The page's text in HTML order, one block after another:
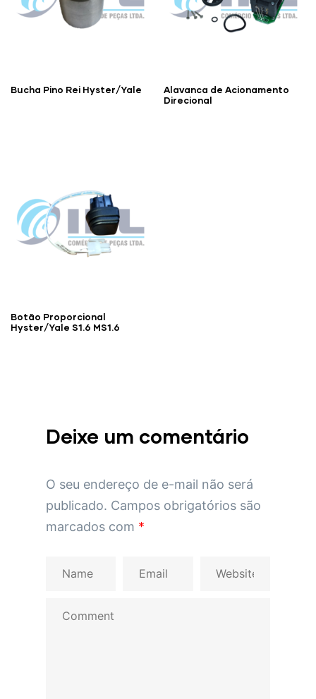
Bucha Pino Rei Hyster/Yale
Alavanca de Acionamento
Direcional
Botão Proporcional
Hyster/Yale S1.6 MS1.6
Deixe um comentário
O seu endereço de e-mail não será
publicado. Campos obrigatórios são
marcados com *